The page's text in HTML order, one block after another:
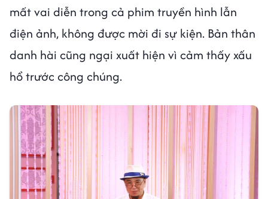
mất vai diễn trong cả phim truyền hình lẫn
điện ảnh, không được mời đi sự kiện. Bản thân
danh hài cũng ngại xuất hiện vì cảm thấy xấu
hổ trước công chúng.